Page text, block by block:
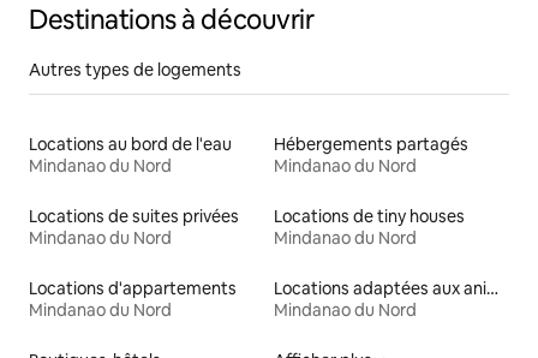
Destinations à découvrir
Autres types de logements
Locations au bord de l'eau
Mindanao du Nord
Hébergements partagés
Mindanao du Nord
Locations de suites privées
Mindanao du Nord
Locations de tiny houses
Mindanao du Nord
Locations d'appartements
Mindanao du Nord
Locations adaptées aux animaux
Mindanao du Nord